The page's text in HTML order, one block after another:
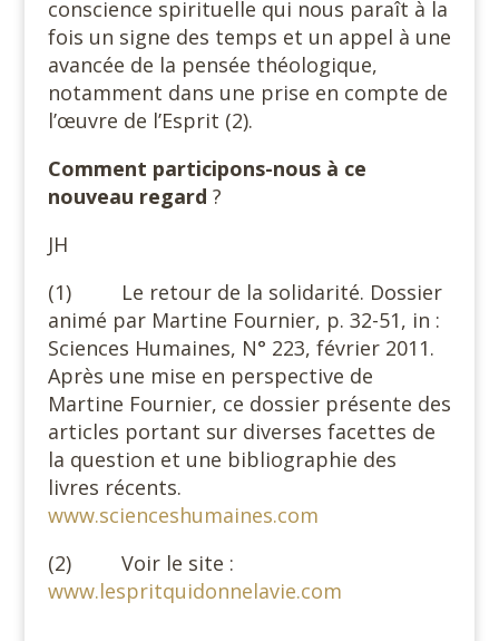
conscience spirituelle qui nous paraît à la
fois un signe des temps et un appel à une
avancée de la pensée théologique,
notamment dans une prise en compte de
l’œuvre de l’Esprit (2).
Comment participons-nous à ce
nouveau regard ?
JH
(1) Le retour de la solidarité. Dossier
animé par Martine Fournier, p. 32-51, in :
Sciences Humaines, N° 223, février 2011.
Après une mise en perspective de
Martine Fournier, ce dossier présente des
articles portant sur diverses facettes de
la question et une bibliographie des
livres récents.
www.scienceshumaines.com
(2) Voir le site :
www.lespritquidonnelavie.com